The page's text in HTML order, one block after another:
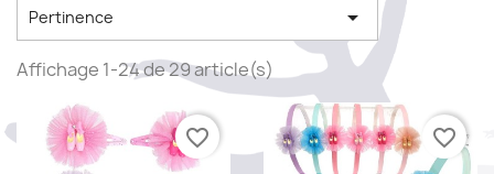
Pertinence 
Affichage 1-24 de 29 article(s)
favorite_border favorite_border